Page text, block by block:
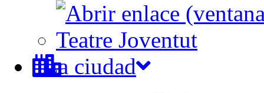
Teatre Joventut
La ciudad